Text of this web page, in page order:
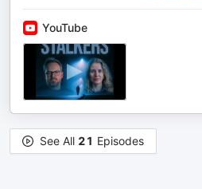
YouTube
See All 21 Episodes